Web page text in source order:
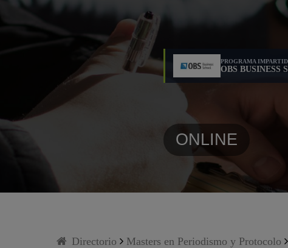
PROGRAMA
OBS BUSINESS
ONLINE
Directorio Masters en Periodismo y Protocolo